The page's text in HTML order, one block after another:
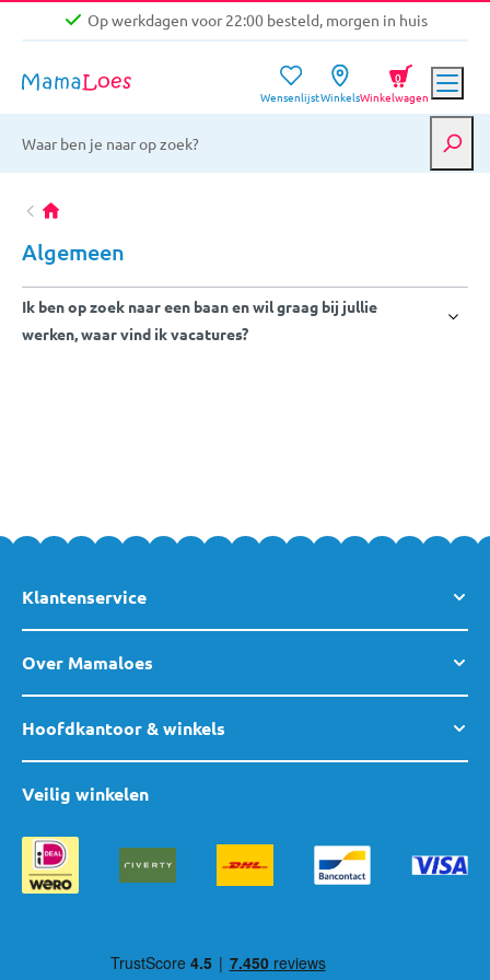
Op werkdagen voor 22:00 besteld, morgen in huis
Gratis verzending vanaf €39,-
Op werkdagen voor 22:00 besteld, morgen in huis
WensenlijstWinkelsWinkelwagen
0
Algemeen
Ik ben op zoek naar een baan en wil graag bij jullie
werken, waar vind ik vacatures?
Klantenservice
Over Mamaloes
Hoofdkantoor & winkels
Veilig winkelen